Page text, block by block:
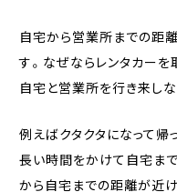
自宅から営業所までの距
す。なぜならレンタカーを
自宅と営業所を行き来し
例えばクタクタになって帰
長い時間をかけて自宅ま
から自宅までの距離が近